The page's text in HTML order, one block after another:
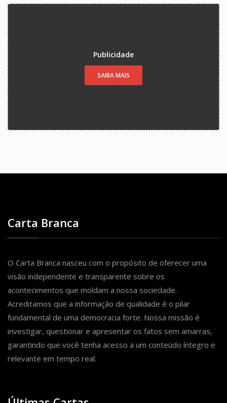
Publicidade
SAIBA MAIS
Carta Branca
O Carta Branca nasceu com o propósito de oferecer uma
visão independente e transparente sobre os
acontecimentos que moldam a nossa sociedade.
Acreditamos que a informação de qualidade é o pilar
fundamental de uma democracia forte. Nossa missão é
investigar, questionar e apresentar os fatos sem amarras,
garantindo que você tenha acesso a um conteúdo íntegro e
relevante em tempo real.